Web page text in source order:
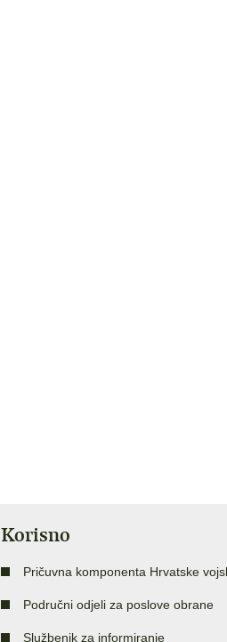
Korisno
Pričuvna komponenta Hrvatske
Područni odjeli za poslove obrane
Službenik za informiranje